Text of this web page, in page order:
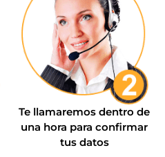
Te llamaremos dentro de
una hora para confirmar
tus datos